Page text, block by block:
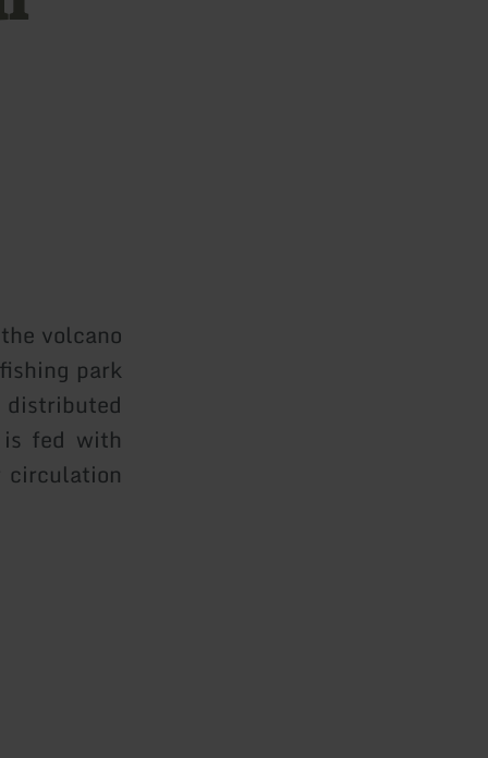
volcano
park
fed with
circulation